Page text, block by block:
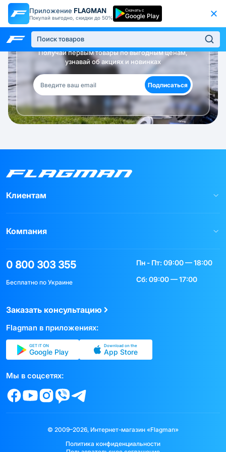
Приложение FLAGMAN
Покупай выгодно, скидки до 50%
Скачать с
Google Play
Будь в курсе!
Получай первым товары по выгодным ценам,
узнавай об акциях и новинках
Подписаться
Клиентам
Компания
0 800 303 355
Бесплатно по Украине
Пн - Пт: 09:00 — 18:00
Сб: 09:00 — 17:00
Заказать консультацию
Flagman в приложениях:
GET IT ON
Google Play
Download on the
App Store
Мы в соцсетях:
© 2009–2026, Интернет-магазин «Flagman»
Политика конфиденциальности